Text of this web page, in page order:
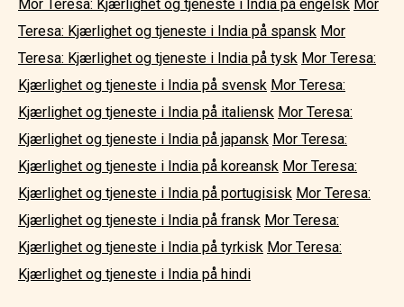
Mor Teresa: Kjærlighet og tjeneste i India på engelsk Mor
Teresa: Kjærlighet og tjeneste i India på spansk Mor
Teresa: Kjærlighet og tjeneste i India på tysk Mor Teresa:
Kjærlighet og tjeneste i India på svensk Mor Teresa:
Kjærlighet og tjeneste i India på italiensk Mor Teresa:
Kjærlighet og tjeneste i India på japansk Mor Teresa:
Kjærlighet og tjeneste i India på koreansk Mor Teresa:
Kjærlighet og tjeneste i India på portugisisk Mor Teresa:
Kjærlighet og tjeneste i India på fransk Mor Teresa:
Kjærlighet og tjeneste i India på tyrkisk Mor Teresa:
Kjærlighet og tjeneste i India på hindi